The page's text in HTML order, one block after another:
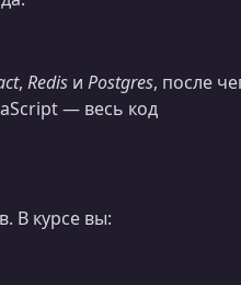
, Redis и Postgres, после
— весь код
В курсе вы: